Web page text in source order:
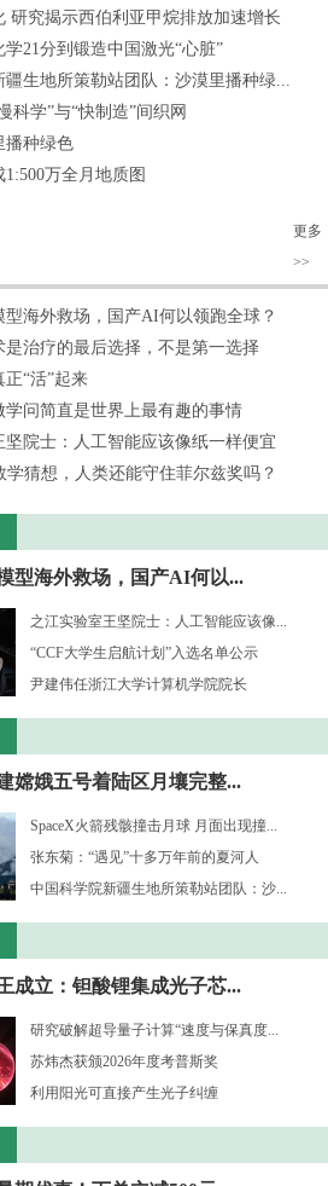
研究揭示西伯利亚甲烷排放加速增长
21分到锻造中国激光“心脏”
疆生地所策勒站团队：沙漠里播种绿...
科学”与“快制造”间织网
播种绿色
万全月地质图
更多
>>
型海外救场，国产AI何以领跑全球？
是治疗的最后选择，不是第一选择
“活”起来
学问简直是世界上最有趣的事情
坚院士：人工智能应该像纸一样便宜
猜想，人类还能守住菲尔兹奖吗？
型海外救场，国产AI何以...
之江实验室王坚院士：人工智能应该像...
“CCF大学生启航计划”入选名单公示
尹建伟任浙江大学计算机学院院长
嫦娥五号着陆区月壤完整...
SpaceX火箭残骸撞击月球 月面出现撞...
张东菊：“遇见”十多万年前的夏河人
中国科学院新疆生地所策勒站团队：沙...
成立：钽酸锂集成光子芯...
研究破解超导量子计算“速度与保真度...
苏炜杰获颁2026年度考普斯奖
利用阳光可直接产生光子纠缠